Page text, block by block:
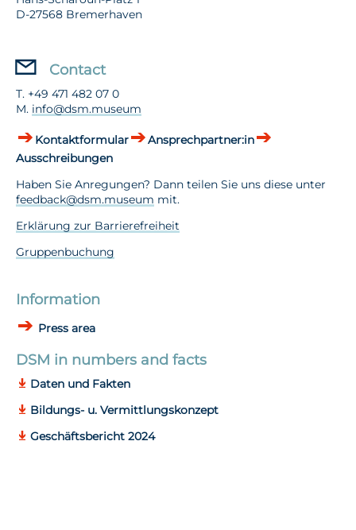
D-27568 Bremerhaven
Contact
T. +49 471 482 07 0
M. info@dsm.museum
Kontaktformular
Ansprechpartner:in
Ausschreibungen
Haben Sie Anregungen? Dann teilen Sie uns diese unter
feedback@dsm.museum mit.
Erklärung zur Barrierefreiheit
Gruppenbuchung
Information
Press area
DSM in numbers and facts
Daten und Fakten
Bildungs- u. Vermittlungskonzept
Geschäftsbericht 2024